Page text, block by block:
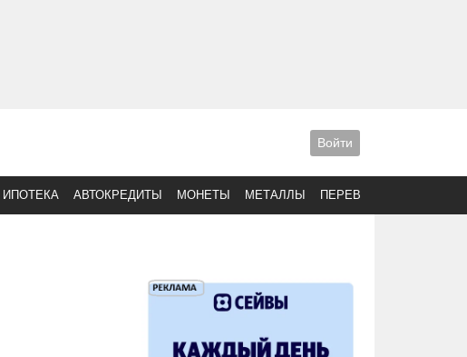
Войти
ИПОТЕКА АВТОКРЕДИТЫ МОНЕТЫ МЕТАЛЛЫ ПЕРЕВОДЫ